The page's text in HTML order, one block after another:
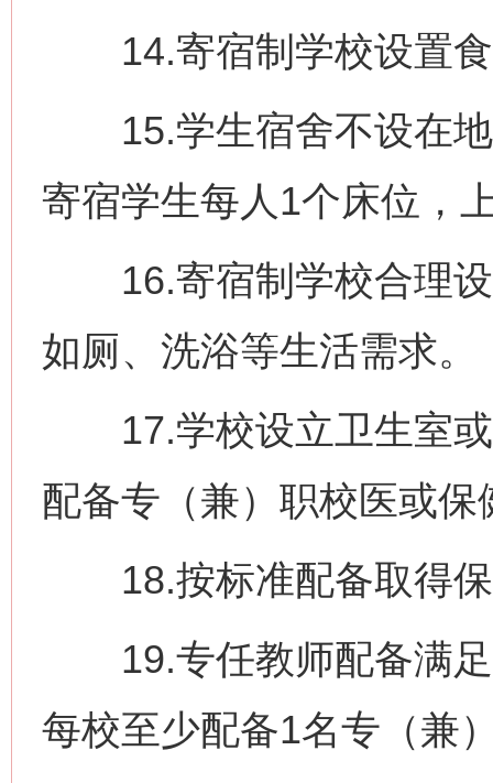
14.寄宿制学校设置
15.学生宿舍不设在地
寄宿学生每人1个床位，
16.寄宿制学校合理设
如厕、洗浴等生活需求。
17.学校设立卫生室或
配备专（兼）职校医或保
18.按标准配备取得保
19.专任教师配备满足
每校至少配备1名专（兼